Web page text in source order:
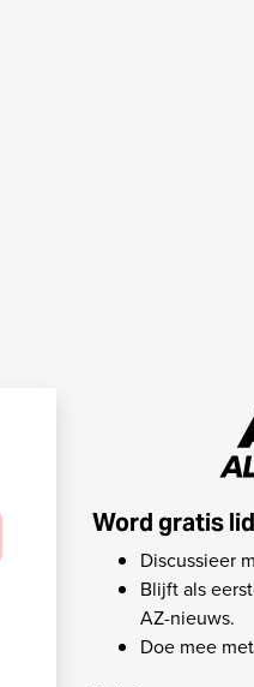
Word gratis
Discussieer
Blijft als
AZ-nieuws.
Doe mee